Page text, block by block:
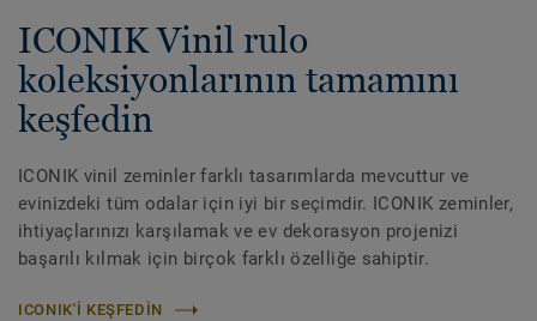
ICONIK Vinil rulo
koleksiyonlarının tamamını
keşfedin
ICONIK vinil zeminler farklı tasarımlarda mevcuttur ve
evinizdeki tüm odalar için iyi bir seçimdir. ICONIK zeminler,
ihtiyaçlarınızı karşılamak ve ev dekorasyon projenizi
başarılı kılmak için birçok farklı özelliğe sahiptir.
ICONIK'I KEŞFEDIN